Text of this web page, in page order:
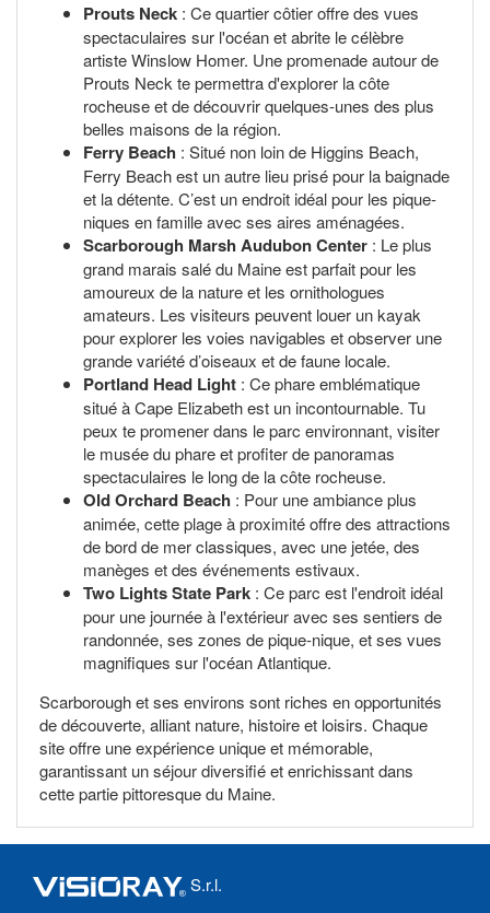
Prouts Neck : Ce quartier côtier offre des vues
spectaculaires sur l'océan et abrite le célèbre
artiste Winslow Homer. Une promenade autour de
Prouts Neck te permettra d'explorer la côte
rocheuse et de découvrir quelques-unes des plus
belles maisons de la région.
Ferry Beach : Situé non loin de Higgins Beach,
Ferry Beach est un autre lieu prisé pour la baignade
et la détente. C’est un endroit idéal pour les pique-
niques en famille avec ses aires aménagées.
Scarborough Marsh Audubon Center : Le plus
grand marais salé du Maine est parfait pour les
amoureux de la nature et les ornithologues
amateurs. Les visiteurs peuvent louer un kayak
pour explorer les voies navigables et observer une
grande variété d’oiseaux et de faune locale.
Portland Head Light : Ce phare emblématique
situé à Cape Elizabeth est un incontournable. Tu
peux te promener dans le parc environnant, visiter
le musée du phare et profiter de panoramas
spectaculaires le long de la côte rocheuse.
Old Orchard Beach : Pour une ambiance plus
animée, cette plage à proximité offre des attractions
de bord de mer classiques, avec une jetée, des
manèges et des événements estivaux.
Two Lights State Park : Ce parc est l'endroit idéal
pour une journée à l'extérieur avec ses sentiers de
randonnée, ses zones de pique-nique, et ses vues
magnifiques sur l'océan Atlantique.
Scarborough et ses environs sont riches en opportunités
de découverte, alliant nature, histoire et loisirs. Chaque
site offre une expérience unique et mémorable,
garantissant un séjour diversifié et enrichissant dans
cette partie pittoresque du Maine.
S.r.l.